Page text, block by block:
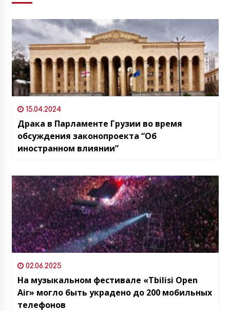
15.04.2024
Драка в Парламенте Грузии во время
обсуждения законопроекта “Об
иностранном влиянии”
02.06.2025
На музыкальном фестивале «Tbilisi Open
Air» могло быть украдено до 200 мобильных
телефонов